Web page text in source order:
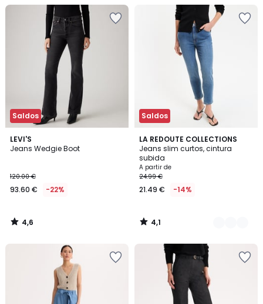
Saldos
LEVI'S
Jeans Wedgie Boot
120.00 €
93.60 € -22%
4,6
/ 5
4,6
/
Saldos
LA REDOUTE COLLECTIONS
Jeans slim curtos, cintura
subida
A partir de
24.99 €
21.49 € -14%
4,1
/ 5
2
Cores
4,1
/